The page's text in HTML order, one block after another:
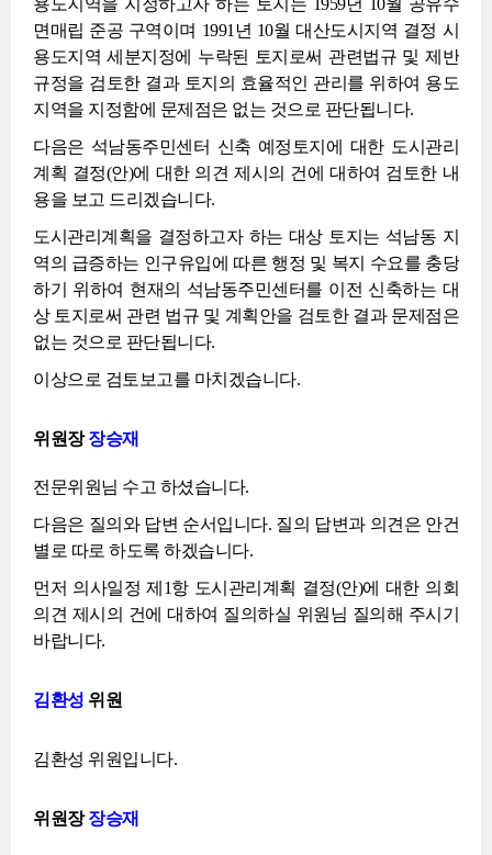
용도지역을 지정하고자 하는 토지는 1959년 10월 공유수
면매립 준공 구역이며 1991년 10월 대산도시지역 결정 시
용도지역 세분지정에 누락된 토지로써 관련법규 및 제반
규정을 검토한 결과 토지의 효율적인 관리를 위하여 용도
지역을 지정함에 문제점은 없는 것으로 판단됩니다.
다음은 석남동주민센터 신축 예정토지에 대한 도시관리
계획 결정(안)에 대한 의견 제시의 건에 대하여 검토한 내
용을 보고 드리겠습니다.
도시관리계획을 결정하고자 하는 대상 토지는 석남동 지
역의 급증하는 인구유입에 따른 행정 및 복지 수요를 충당
하기 위하여 현재의 석남동주민센터를 이전 신축하는 대
상 토지로써 관련 법규 및 계획안을 검토한 결과 문제점은
없는 것으로 판단됩니다.
이상으로 검토보고를 마치겠습니다.
위원장장승재
전문위원님 수고 하셨습니다.
다음은 질의와 답변 순서입니다. 질의 답변과 의견은 안건
별로 따로 하도록 하겠습니다.
먼저 의사일정 제1항 도시관리계획 결정(안)에 대한 의회
의견 제시의 건에 대하여 질의하실 위원님 질의해 주시기
바랍니다.
김환성 위원
김환성 위원입니다.
위원장장승재